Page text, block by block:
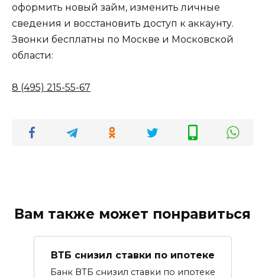
оформить новый займ, изменить личные
сведения и восстановить доступ к аккаунту.
Звонки бесплатны по Москве и Московской
области:
8 (495) 215-55-67
Вам также может понравиться
ВТБ снизил ставки по ипотеке
Банк ВТБ снизил ставки по ипотеке